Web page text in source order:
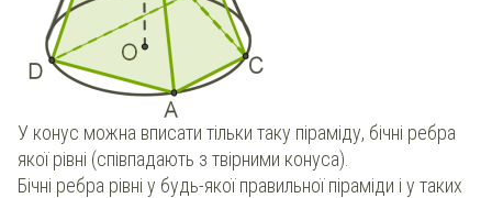
У конус можна вписати тільки таку піраміду, бічні ребра
якої рівні (співпадають з твірними конуса).
Бічні ребра рівні у будь-якої правильної піраміди і у таких